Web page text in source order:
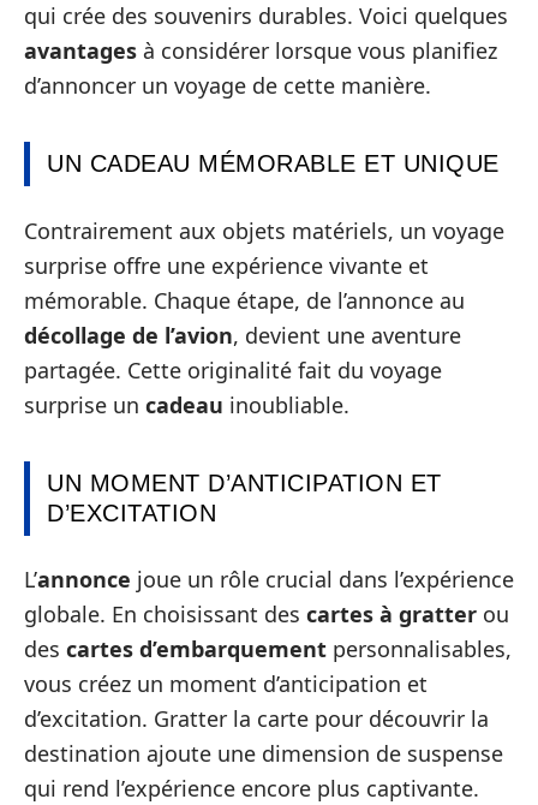
qui crée des souvenirs durables. Voici quelques
avantages à considérer lorsque vous planifiez
d’annoncer un voyage de cette manière.
UN CADEAU MÉMORABLE ET UNIQUE
Contrairement aux objets matériels, un voyage
surprise offre une expérience vivante et
mémorable. Chaque étape, de l’annonce au
décollage de l’avion, devient une aventure
partagée. Cette originalité fait du voyage
surprise un cadeau inoubliable.
UN MOMENT D’ANTICIPATION ET
D’EXCITATION
L’annonce joue un rôle crucial dans l’expérience
globale. En choisissant des cartes à gratter ou
des cartes d’embarquement personnalisables,
vous créez un moment d’anticipation et
d’excitation. Gratter la carte pour découvrir la
destination ajoute une dimension de suspense
qui rend l’expérience encore plus captivante.